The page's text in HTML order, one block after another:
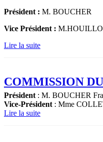
Président : M. BOUCHER
Vice Président :
Lire la suite
COMMISSION
Président : M. BOUCHER
Vice-Président : Mme
Lire la suite